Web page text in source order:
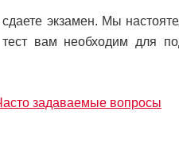
экзамен. Мы
вам необходим для
задаваемые вопросы